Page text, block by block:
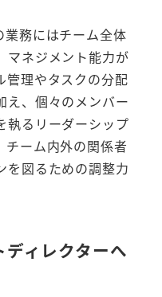
業務にはチーム全体
マネジメント能力が
管理やタスクの分配
え、個々のメンバー
執るリーダーシップ
チーム内外の関係者
を図るための調整力
ィレクターへ